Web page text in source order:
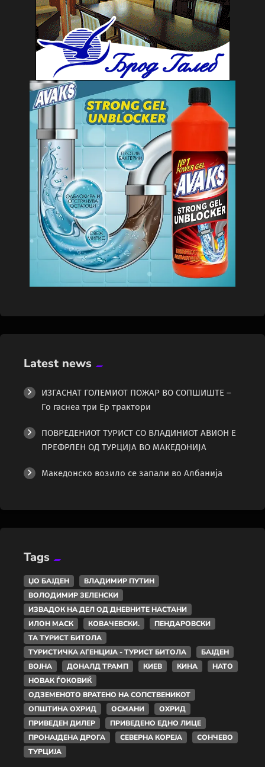
Latest news
ИЗГАСНАТ ГОЛЕМИОТ ПОЖАР ВО СОПШИШТЕ –
Го гаснеа три Ер трактори
ПОВРЕДЕНИОТ ТУРИСТ СО ВЛАДИНИОТ АВИОН Е
ПРЕФРЛЕН ОД ТУРЦИЈА ВО МАКЕДОНИЈА
Македонско возило се запали во Албанија
Tags
ЏО БАЈДЕН
ВЛАДИМИР ПУТИН
ВОЛОДИМИР ЗЕЛЕНСКИ
ИЗВАДОК НА ДЕЛ ОД ДНЕВНИТЕ НАСТАНИ
ИЛОН МАСК
КОВАЧЕВСКИ.
ПЕНДАРОВСКИ
ТА ТУРИСТ БИТОЛА
ТУРИСТИЧКА АГЕНЦИЈА - ТУРИСТ БИТОЛА
БАЈДЕН
ВОЈНА
ДОНАЛД ТРАМП КИЕВ КИНА
НАТО
НОВАК ЃОКОВИЌ
ОДЗЕМЕНОТО ВРАТЕНО НА СОПСТВЕНИКОТ
ОПШТИНА ОХРИД
ОСМАНИ
ОХРИД
ПРИВЕДЕН ДИЛЕР
ПРИВЕДЕНО ЕДНО ЛИЦЕ
ПРОНАЈДЕНА ДРОГА
СЕВЕРНА КОРЕЈА
СОНЧЕВО
ТУРЦИЈА